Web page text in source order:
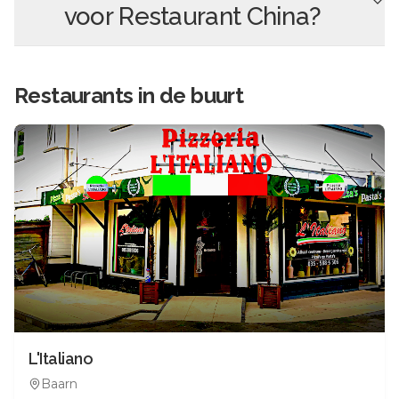
voor Restaurant China?
Restaurants in de buurt
L'Italiano
Baarn